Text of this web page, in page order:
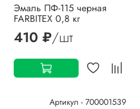
Эмаль ПФ-115 черная
FARBITEX 0,8 кг
410 ₽/шт
Артикул - 700001539